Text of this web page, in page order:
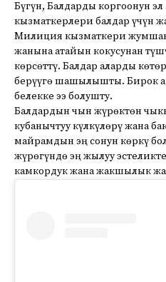
Бүгүн, Балдарды коргоонун
кызматкерлери балдар үчүн
Милиция кызматкери
жанына атайын кокусунан
көрсөттү. Балдар аларды
берүүгө шашылышты. Бирок
белекке ээ болушту.
Балдардын чын жүрөктөн
кубанычтуу күлкүлөрү жана
майрамдын эң сонун көркү
жүрөгүндө эң жылуу
камкордук жана жакшылык